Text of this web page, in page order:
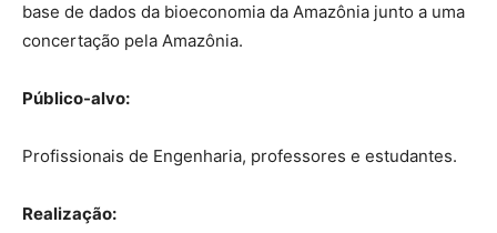
base de dados da bioeconomia da Amazônia junto a uma
concertação pela Amazônia.
Público-alvo:
Profissionais de Engenharia, professores e estudantes.
Realização: